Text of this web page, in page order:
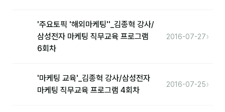
미팅·보고
'주요토픽 '해외마케팅''_김종혁 강사/
삼성전자 마케팅 직무교육 프로그램
6회차
2016-07-27›
'마케팅 교육'_김종혁 강사/삼성전자
마케팅 직무교육 프로그램 4회차
2016-07-25›